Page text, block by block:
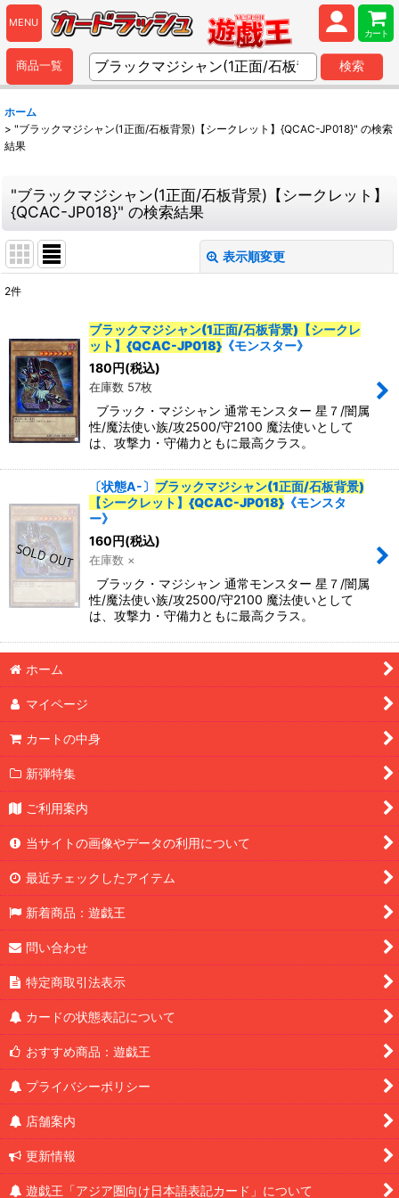
MENU
カート
商品一覧 検索
ホーム
> "ブラックマジシャン(1正面/石板背景)【シークレット】{QCAC-JP018}" の検索
結果
"ブラックマジシャン(1正面/石板背景)【シークレット】
{QCAC-JP018}" の検索結果
表示順変更
表示数:
並び順:
カテゴリ:
2件
ブラックマジシャン(1正面/石板背景)【シークレ
ット】{QCAC-JP018} 《モンスター》
180円(税込)
在庫数 57枚
ブラック・マジシャン 通常モンスター 星７/闇属
性/魔法使い族/攻2500/守2100 魔法使いとして
は、攻撃力・守備力ともに最高クラス。
〔状態A-〕 ブラックマジシャン(1正面/石板背景)
【シークレット】{QCAC-JP018} 《モンスタ
ー》
160円(税込)
在庫数 ×
ブラック・マジシャン 通常モンスター 星７/闇属
性/魔法使い族/攻2500/守2100 魔法使いとして
は、攻撃力・守備力ともに最高クラス。
ホーム
マイページ
カートの中身
新弾特集
ご利用案内
当サイトの画像やデータの利用について
最近チェックしたアイテム
新着商品：遊戯王
問い合わせ
特定商取引法表示
カードの状態表記について
おすすめ商品：遊戯王
プライバシーポリシー
店舗案内
更新情報
遊戯王「アジア圏向け日本語表記カード」について